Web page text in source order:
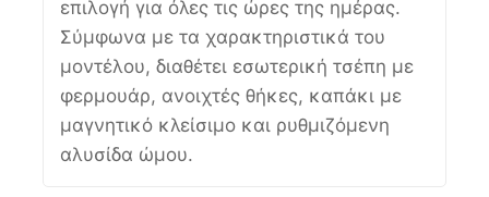
επιλογή για όλες τις ώρες της ημέρας.
Σύμφωνα με τα χαρακτηριστικά του
μοντέλου, διαθέτει εσωτερική τσέπη με
φερμουάρ, ανοιχτές θήκες, καπάκι με
μαγνητικό κλείσιμο και ρυθμιζόμενη
αλυσίδα ώμου.